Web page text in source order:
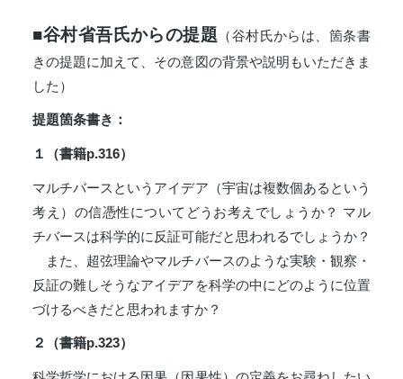
■谷村省吾氏からの提題 （谷村氏からは、箇条書
きの提題に加えて、その意図の背景や説明もいただきま
した）
提題箇条書き：
１（書籍p.316）
マルチバースというアイデア（宇宙は複数個あるという
考え）の信憑性についてどうお考えでしょうか？ マル
チバースは科学的に反証可能だと思われるでしょうか？
また、超弦理論やマルチバースのような実験・観察・
反証の難しそうなアイデアを科学の中にどのように位置
づけるべきだと思われますか？
２（書籍p.323）